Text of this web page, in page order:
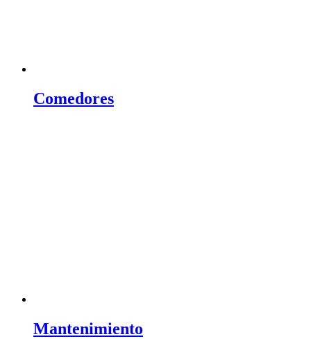
Comedores
Mantenimiento